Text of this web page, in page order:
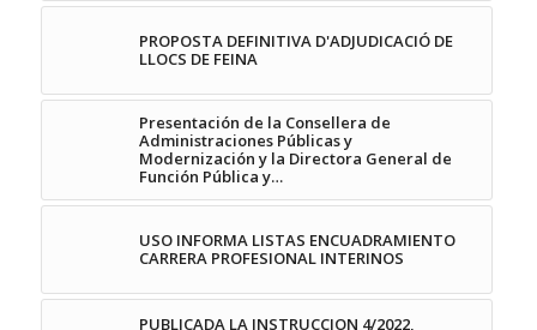
PROPOSTA DEFINITIVA D'ADJUDICACIÓ DE
LLOCS DE FEINA
Presentación de la Consellera de
Administraciones Públicas y
Modernización y la Directora General de
Función Pública y…
USO INFORMA LISTAS ENCUADRAMIENTO
CARRERA PROFESIONAL INTERINOS
PUBLICADA LA INSTRUCCION 4/2022,